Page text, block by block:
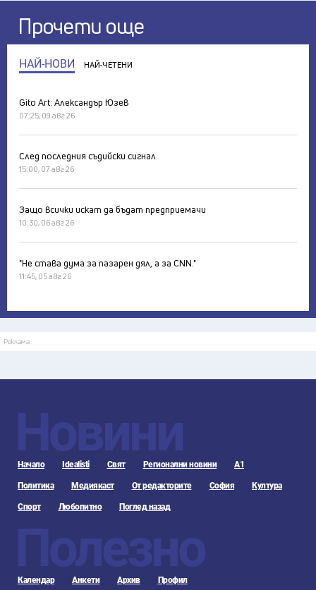
Прочети още
НАЙ-НОВИ НАЙ-ЧЕТЕНИ
Gito Art: Александър Юзев
07:25, 09 авг 26
След последния съдийски сигнал
15:00, 07 авг 26
Защо всички искат да бъдат предприемачи
10:30, 06 авг 26
"Не става дума за пазарен дял, а за CNN."
11:45, 05 авг 26
Реклама
Новини
Начало Idealisti Свят Регионални новини А1
Политика Медиякаст От редакторите София Култура
Спорт Любопитно Поглед назад
Полезно
Календар Анкети Архив Профил